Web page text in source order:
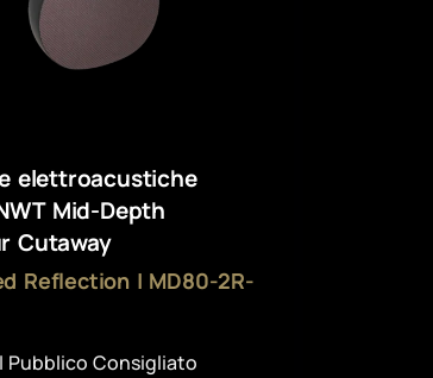
elettroacustiche
Mid-Depth
Cutaway
Reflection | MD80-2R-
Pubblico Consigliato